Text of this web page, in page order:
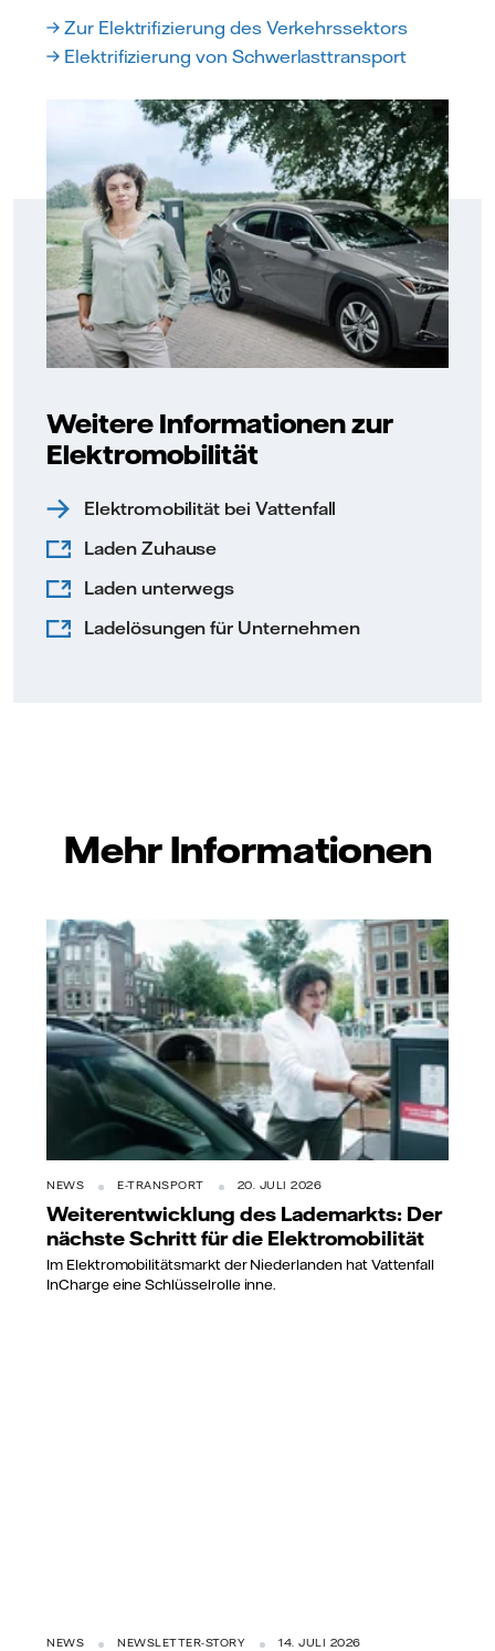
→ Zur Elektrifizierung des Verkehrssektors
→ Elektrifizierung von Schwerlasttransport
Weitere Informationen zur
Elektromobilität
Elektromobilität bei Vattenfall
Laden Zuhause
Laden unterwegs
Ladelösungen für Unternehmen
Mehr Informationen
NEWS E-TRANSPORT 20. JULI 2026
Weiterentwicklung des Lademarkts: Der
nächste Schritt für die Elektromobilität
Im Elektromobilitätsmarkt der Niederlanden hat Vattenfall
InCharge eine Schlüsselrolle inne.
NEWS NEWSLETTER-STORY 14. JULI 2026